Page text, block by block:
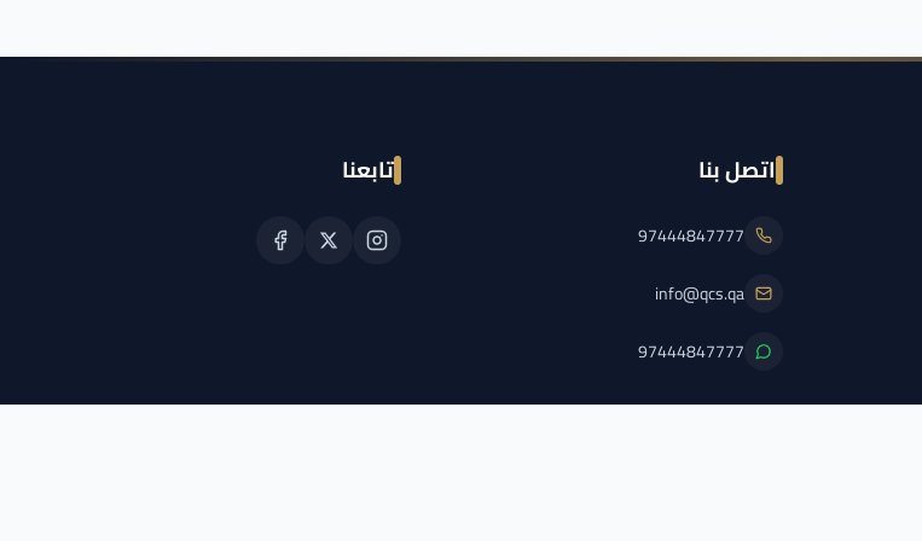
اتصل بنا
97444847777
info@qcs.qa
97444847777
تابعنا